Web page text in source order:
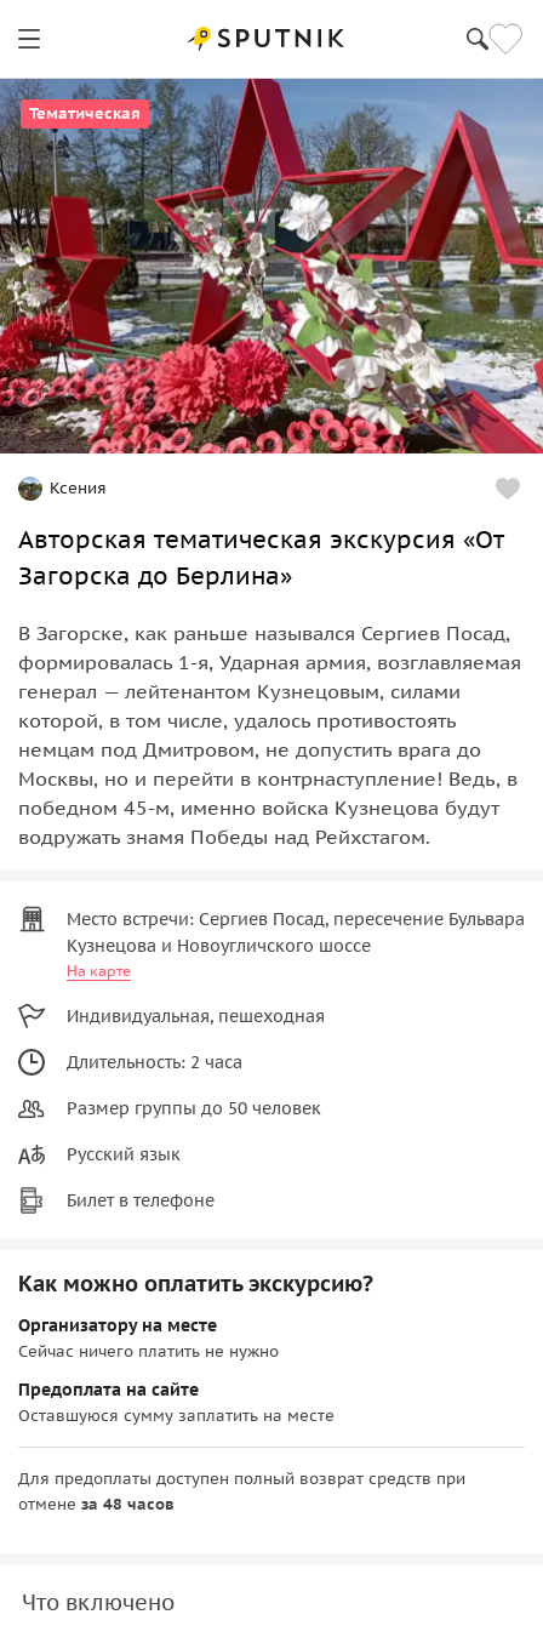
Тематическая
Ксения
Авторская тематическая экскурсия «От
Загорска до Берлина»
В Загорске, как раньше назывался Сергиев Посад,
формировалась 1-я, Ударная армия, возглавляемая
генерал — лейтенантом Кузнецовым, силами
которой, в том числе, удалось противостоять
немцам под Дмитровом, не допустить врага до
Москвы, но и перейти в контрнаступление! Ведь, в
победном 45-м, именно войска Кузнецова будут
водружать знамя Победы над Рейхстагом.
Место встречи: Сергиев Посад, пересечение Бульвара
Кузнецова и Новоугличского шоссе
На карте
Индивидуальная, пешеходная
Длительность: 2 часа
Размер группы до 50 человек
Русский язык
Билет в телефоне
Как можно оплатить экскурсию?
Организатору на месте
Сейчас ничего платить не нужно
Предоплата на сайте
Оставшуюся сумму заплатить на месте
Для предоплаты доступен полный возврат средств при
отмене за 48 часов
Что включено